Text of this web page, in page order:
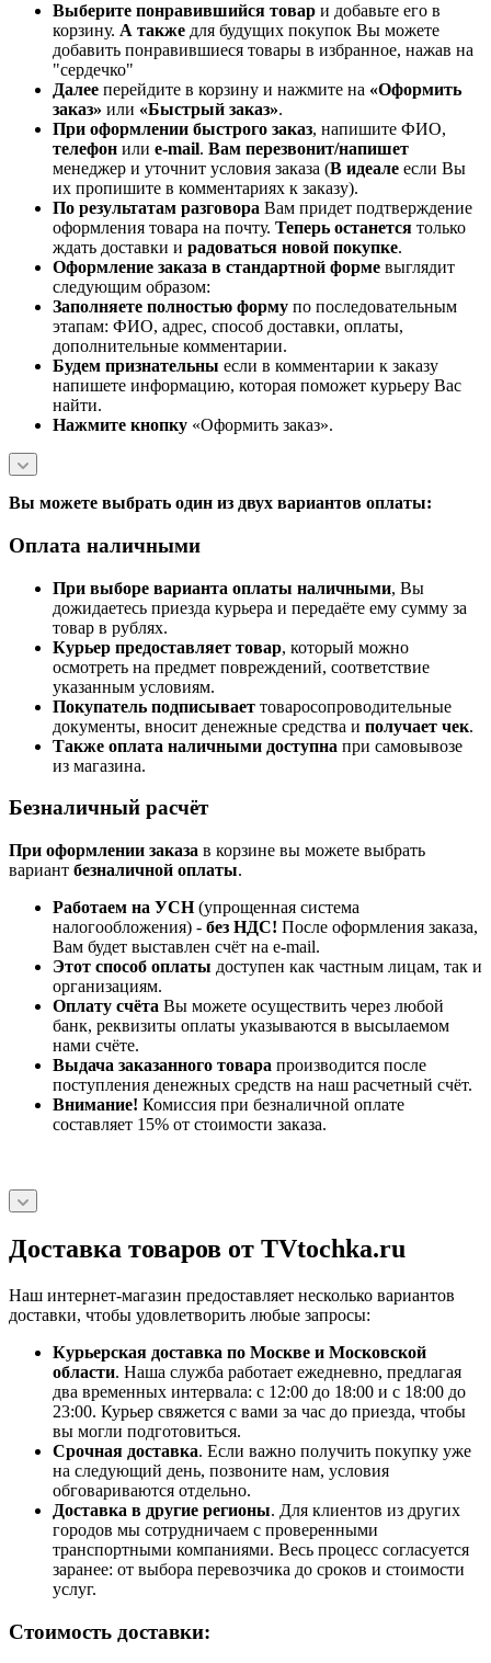
Выберите понравившийся товар и добавьте его в
корзину. А также для будущих покупок Вы можете
добавить понравившиеся товары в избранное, нажав на
"сердечко"
Далее перейдите в корзину и нажмите на «Оформить
заказ» или «Быстрый заказ».
При оформлении быстрого заказ, напишите ФИО,
телефон или e-mail. Вам перезвонит/напишет
менеджер и уточнит условия заказа (В идеале если Вы
их пропишите в комментариях к заказу).
По результатам разговора Вам придет подтверждение
оформления товара на почту. Теперь останется только
ждать доставки и радоваться новой покупке.
Оформление заказа в стандартной форме выглядит
следующим образом:
Заполняете полностью форму по последовательным
этапам: ФИО, адрес, способ доставки, оплаты,
дополнительные комментарии.
Будем признательны если в комментарии к заказу
напишете информацию, которая поможет курьеру Вас
найти.
Нажмите кнопку «Оформить заказ».
Вы можете выбрать один из двух вариантов оплаты:
Оплата наличными
При выборе варианта оплаты наличными, Вы
дожидаетесь приезда курьера и передаёте ему сумму за
товар в рублях.
Курьер предоставляет товар, который можно
осмотреть на предмет повреждений, соответствие
указанным условиям.
Покупатель подписывает товаросопроводительные
документы, вносит денежные средства и получает чек.
Также оплата наличными доступна при самовывозе
из магазина.
Безналичный расчёт
При оформлении заказа в корзине вы можете выбрать
вариант безналичной оплаты.
Работаем на УСН(упрощенная система
налогообложения) - без НДС! После оформления заказа,
Вам будет выставлен счёт на e-mail.
Этот способ оплаты доступен как частным лицам, так и
организациям.
Оплату счёта Вы можете осуществить через любой
банк, реквизиты оплаты указываются в высылаемом
нами счёте.
Выдача заказанного товара производится после
поступления денежных средств на наш расчетный счёт.
Внимание! Комиссия при безналичной оплате
составляет 15% от стоимости заказа.
Доставка товаров от TVtochka.ru
Наш интернет-магазин предоставляет несколько вариантов
доставки, чтобы удовлетворить любые запросы:
Курьерская доставка по Москве и Московской
области. Наша служба работает ежедневно, предлагая
два временных интервала: с 12:00 до 18:00 и с 18:00 до
23:00. Курьер свяжется с вами за час до приезда, чтобы
вы могли подготовиться.
Срочная доставка. Если важно получить покупку уже
на следующий день, позвоните нам, условия
обговариваются отдельно.
Доставка в другие регионы. Для клиентов из других
городов мы сотрудничаем с проверенными
транспортными компаниями. Весь процесс согласуется
заранее: от выбора перевозчика до сроков и стоимости
услуг.
Стоимость доставки: